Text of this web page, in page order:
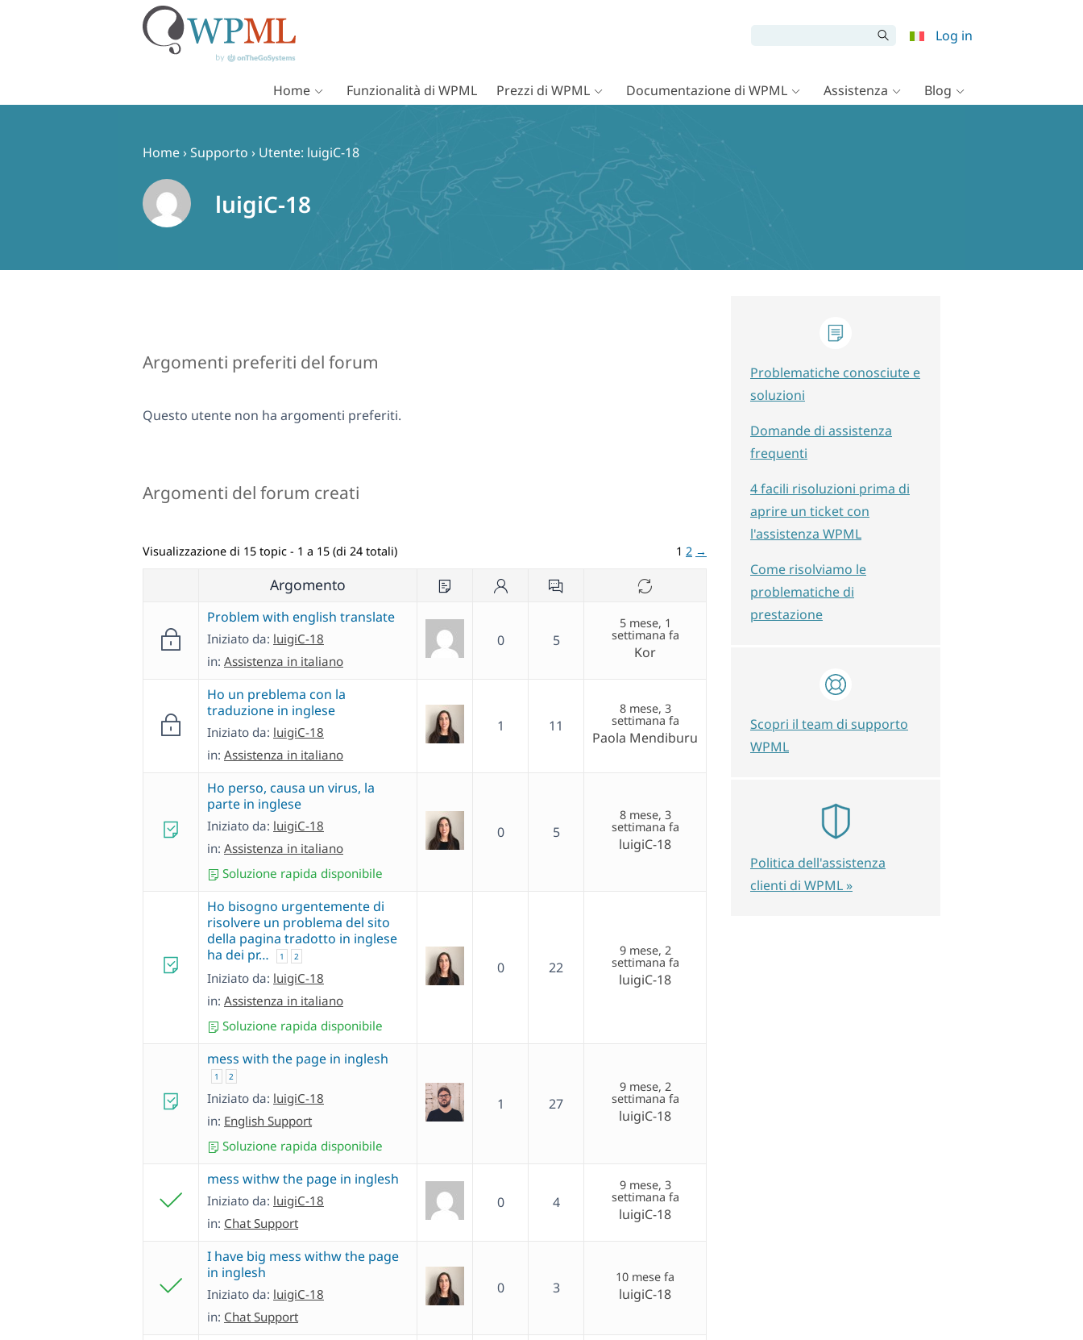
Log in
Home Funzionalità di WPML Prezzi di WPML Documentazione di WPML Assistenza Blog
Home›Supporto › Utente: luigiC-18
luigiC-18
Argomenti preferiti del forum
Questo utente non ha argomenti preferiti.
Argomenti del forum creati
Visualizzazione di 15 topic - 1 a 15 (di 24 totali) 1 2 →
Argomento
Problem with english translate
Iniziato da: luigiC-18
in: Assistenza in italiano
0 5
5 mese, 1
settimana fa
Kor
Ho un preblema con la
traduzione in inglese
Iniziato da: luigiC-18
in: Assistenza in italiano
1 11
8 mese, 3
settimana fa
Paola Mendiburu
Ho perso, causa un virus, la
parte in inglese
Iniziato da: luigiC-18
in: Assistenza in italiano
Soluzione rapida disponibile
0 5
8 mese, 3
settimana fa
luigiC-18
Ho bisogno urgentemente di
risolvere un problema del sito
della pagina tradotto in inglese
ha dei pr…
1 2
Iniziato da: luigiC-18
in: Assistenza in italiano
Soluzione rapida disponibile
0 22
9 mese, 2
settimana fa
luigiC-18
mess with the page in inglesh
1 2
Iniziato da: luigiC-18
in: English Support
Soluzione rapida disponibile
1 27
9 mese, 2
settimana fa
luigiC-18
mess withw the page in inglesh
Iniziato da: luigiC-18
in: Chat Support
0 4
9 mese, 3
settimana fa
luigiC-18
I have big mess withw the page
in inglesh
Iniziato da: luigiC-18
in: Chat Support
0 3
10 mese fa
luigiC-18
Problematiche conosciute e
soluzioni
Domande di assistenza
frequenti
4 facili risoluzioni prima di
aprire un ticket con
l'assistenza WPML
Come risolviamo le
problematiche di
prestazione
Scopri il team di supporto
WPML
Politica dell'assistenza
clienti di WPML »